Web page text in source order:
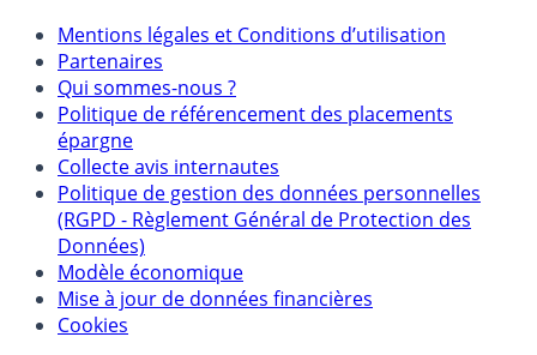
Mentions légales et Conditions d’utilisation
Partenaires
Qui sommes-nous ?
Politique de référencement des placements
épargne
Collecte avis internautes
Politique de gestion des données personnelles
(RGPD - Règlement Général de Protection des
Données)
Modèle économique
Mise à jour de données financières
Cookies